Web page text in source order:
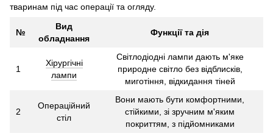
тваринам під час операції та огляду.
№
Вид
обладнання
Функції та дія
1
Хірургічні
лампи
Світлодіодні лампи дають м'яке
природне світло без відблисків,
миготіння, відкидання тіней
2
Операційний
стіл
Вони мають бути комфортними,
стійкими, зі зручним м'яким
покриттям, з підйомниками